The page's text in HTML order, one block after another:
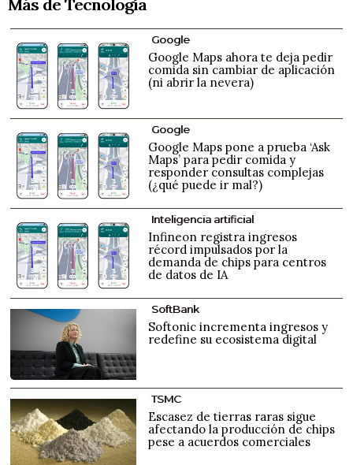
Más de Tecnología
Google
Google Maps ahora te deja pedir
comida sin cambiar de aplicación
(ni abrir la nevera)
Google
Google Maps pone a prueba ‘Ask
Maps’ para pedir comida y
responder consultas complejas
(¿qué puede ir mal?)
Inteligencia artificial
Infineon registra ingresos
récord impulsados por la
demanda de chips para centros
de datos de IA
SoftBank
Softonic incrementa ingresos y
redefine su ecosistema digital
TSMC
Escasez de tierras raras sigue
afectando la producción de chips
pese a acuerdos comerciales